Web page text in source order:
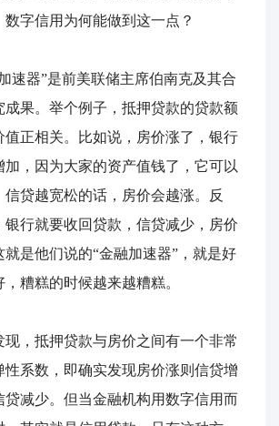
字信用为何能做到这一点？
速器”是前美联储主席伯南克及其合
成果。举个例子，抵押贷款的贷款额
值正相关。比如说，房价涨了，银行
加，因为大家的资产值钱了，它可以
贷越宽松的话，房价会越涨。反
银行就要收回贷款，信贷减少，房价
是他们说的“金融加速器”，就是好
糟糕的时候越来越糟糕。
现，抵押贷款与房价之间有一个非常
性系数，即确实发现房价涨则信贷增
贷减少。但当金融机构用数字信用而